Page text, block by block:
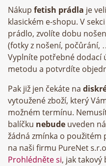
Nákup fetish prádla je
klasickém e-shopu. V
prádlo, zvolíte dobu
(fotky z nošení, počůrání,
Vyplníte potřebné dodací
metodu a potvrdíte
Pak již jen čekáte na
vytoužené zboží, který
možném termínu.
balíčku nebude uveden
žádná zmínka o použitém
na naši firmu
Prohlédněte si, jak takový